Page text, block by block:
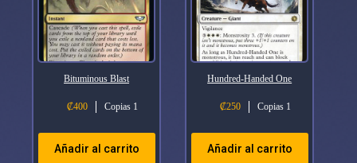
Bituminous Blast
₡400 Copias 1
Añadir al carrito
Hundred-Handed One
₡250 Copias 1
Añadir al carrito